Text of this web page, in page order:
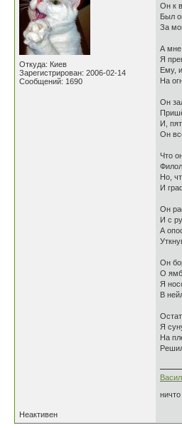
Откуда: Киев
Зарегистрирован: 2006-02-14
Сообщений: 1690
Он к
Был
За
А мне
Я
Ему,
На
Он
И,
Он
Что
Но,
И
Он
И с
А
Он
О
Я
В
Я
На
Неактивен